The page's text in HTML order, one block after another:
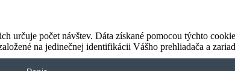
určuje počet návštev. Dáta získané pomocou týchto
na jedinečnej identifikácii Vášho prehliadača a